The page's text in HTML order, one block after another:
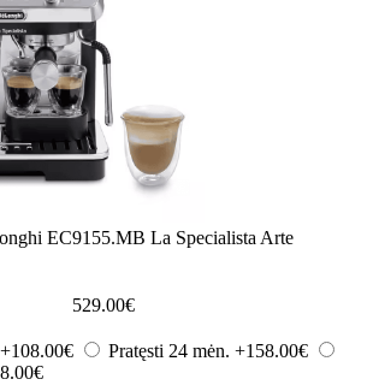
EC9155.MB La Specialista Arte
529.00€
+108.00€ Pratęsti 24 mėn. +158.00€